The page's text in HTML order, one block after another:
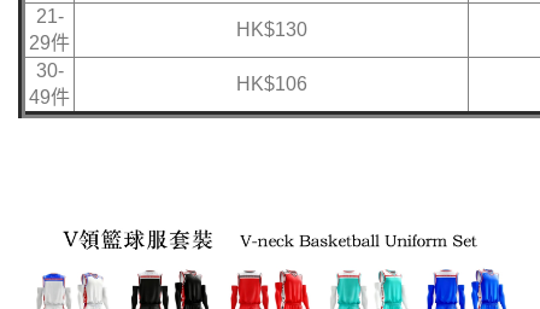
21-
29件
HK$130
30-
49件
HK$106